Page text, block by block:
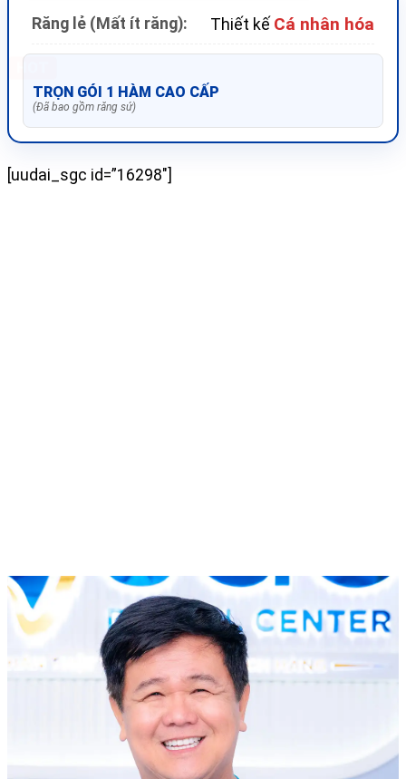
Răng lẻ (Mất ít răng): Thiết kế Cá nhân hóa
TRỌN GÓI 1 HÀM CAO CẤP
(Đã bao gồm răng sứ)
[uudai_sgc id=”16298″]